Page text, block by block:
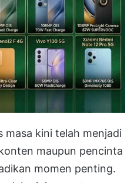
masa kini telah menjadi
maupun pencinta
momen penting.